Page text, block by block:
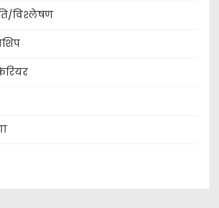
विश्लेषण